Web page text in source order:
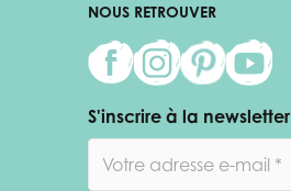
NOUS RETROUVER
S'inscrire à la newsletter